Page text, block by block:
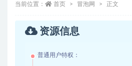
当前位置： 首页 冒泡网 正文
资源信息
普通用户特权：